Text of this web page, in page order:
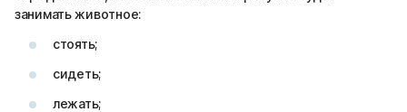
занимать животное:
стоять;
сидеть;
лежать;